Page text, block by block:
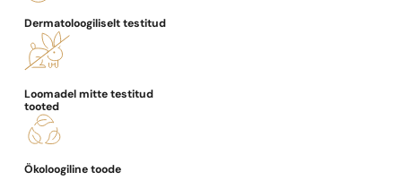
Dermatoloogiliselt testitud
Loomadel mitte testitud
tooted
Ökoloogiline toode